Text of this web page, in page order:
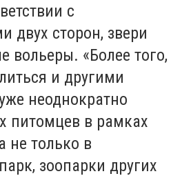
с
двух сторон, звери
вольеры. «Более того,
и другими
неоднократно
питомцев в рамках
не только в
зоопарки других